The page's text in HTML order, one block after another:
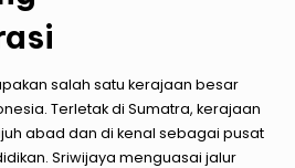
salah satu kerajaan besar
Terletak di Sumatra, kerajaan
abad dan di kenal sebagai pusat
Sriwijaya menguasai jalur